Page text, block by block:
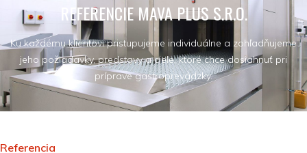
REFERENCIE MAVA PLUS S.R.O.
Ku každému klientovi pristupujeme individuálne a zohľadňujeme
jeho požiadavky, predstavy a ciele, ktoré chce dosiahnuť pri
príprave gastroprevádzky.
Referencia